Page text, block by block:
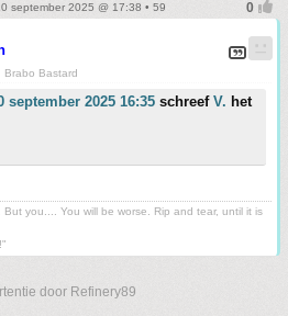
september 2025 @ 17:38 • 59
Brabo Bastard
september 2025 16:35 schreef V. het
you.... You will be worse. Rip and tear, until it is
door Refinery89